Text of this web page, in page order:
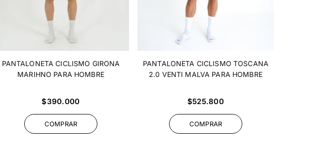
PANTALONETA CICLISMO GIRONA
MARIHNO PARA HOMBRE
Precio
$390.000
COMPRAR
PANTALONETA CICLISMO TOSCANA
2.0 VENTI MALVA PARA HOMBRE
Precio
$525.800
COMPRAR